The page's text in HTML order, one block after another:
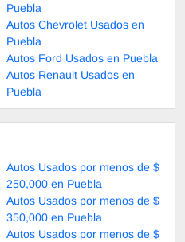
Puebla
Autos Chevrolet Usados en
Puebla
Autos Ford Usados en Puebla
Autos Renault Usados en
Puebla
Autos Usados por menos de $
250,000 en Puebla
Autos Usados por menos de $
350,000 en Puebla
Autos Usados por menos de $